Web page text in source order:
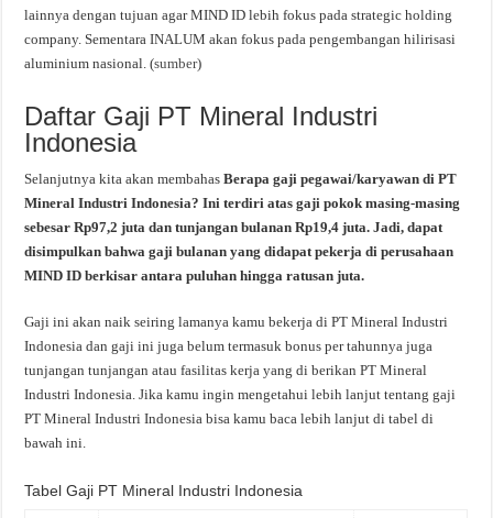
lainnya dengan tujuan agar MIND ID lebih fokus pada strategic holding
company. Sementara INALUM akan fokus pada pengembangan hilirisasi
aluminium nasional. (sumber)
Daftar Gaji PT Mineral Industri
Indonesia
Selanjutnya kita akan membahasBerapa gaji pegawai/karyawan di PT
Mineral Industri Indonesia? Ini terdiri atas gaji pokok masing-masing
sebesar Rp97,2 juta dan tunjangan bulanan Rp19,4 juta. Jadi, dapat
disimpulkan bahwa gaji bulanan yang didapat pekerja di perusahaan
MIND ID berkisar antara puluhan hingga ratusan juta.
Gaji ini akan naik seiring lamanya kamu bekerja di PT Mineral Industri
Indonesia dan gaji ini juga belum termasuk bonus per tahunnya juga
tunjangan tunjangan atau fasilitas kerja yang di berikan PT Mineral
Industri Indonesia. Jika kamu ingin mengetahui lebih lanjut tentang gaji
PT Mineral Industri Indonesia bisa kamu baca lebih lanjut di tabel di
bawah ini.
Tabel Gaji PT Mineral Industri Indonesia